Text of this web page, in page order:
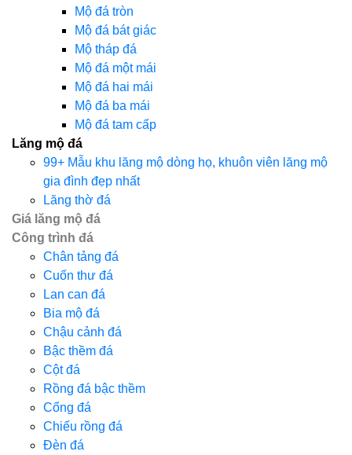
Mộ đá tròn
Mộ đá bát giác
Mộ tháp đá
Mộ đá một mái
Mộ đá hai mái
Mộ đá ba mái
Mộ đá tam cấp
Lăng mộ đá
99+ Mẫu khu lăng mộ dòng họ, khuôn viên lăng mộ
gia đình đẹp nhất
Lăng thờ đá
Giá lăng mộ đá
Công trình đá
Chân tảng đá
Cuốn thư đá
Lan can đá
Bia mộ đá
Chậu cảnh đá
Bậc thềm đá
Cột đá
Rồng đá bậc thềm
Cổng đá
Chiếu rồng đá
Đèn đá